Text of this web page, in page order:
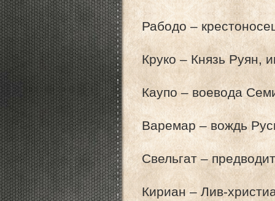
Рабодо –
Круко – Князь Руян,
Каупо – воевода
Варемар – вождь
Свельгат –
Кириан – Лив-